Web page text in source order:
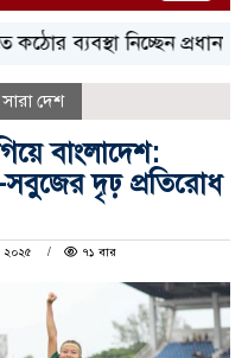
নিচ্ছেন প্রধানমন্ত্রী: রিজভী
সারা দেশ
বাংলাদেশ:
সবুজের দৃঢ় প্রতিরোধ
২০২৫
৭১ বার